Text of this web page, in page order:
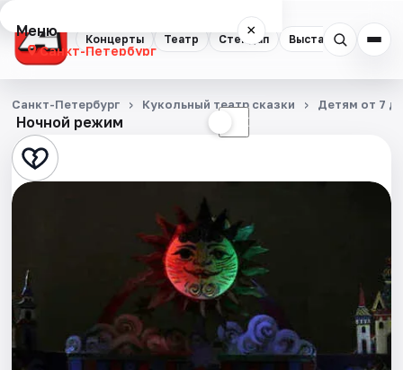
Концерты Театр Стендап Выставки
Меню ×
Санкт-Петербург
Концерты
Театр
Стендап
Экскурсии
Ночной режим ☾
Санкт-Петербург Кукольный театр сказки Детям от 7